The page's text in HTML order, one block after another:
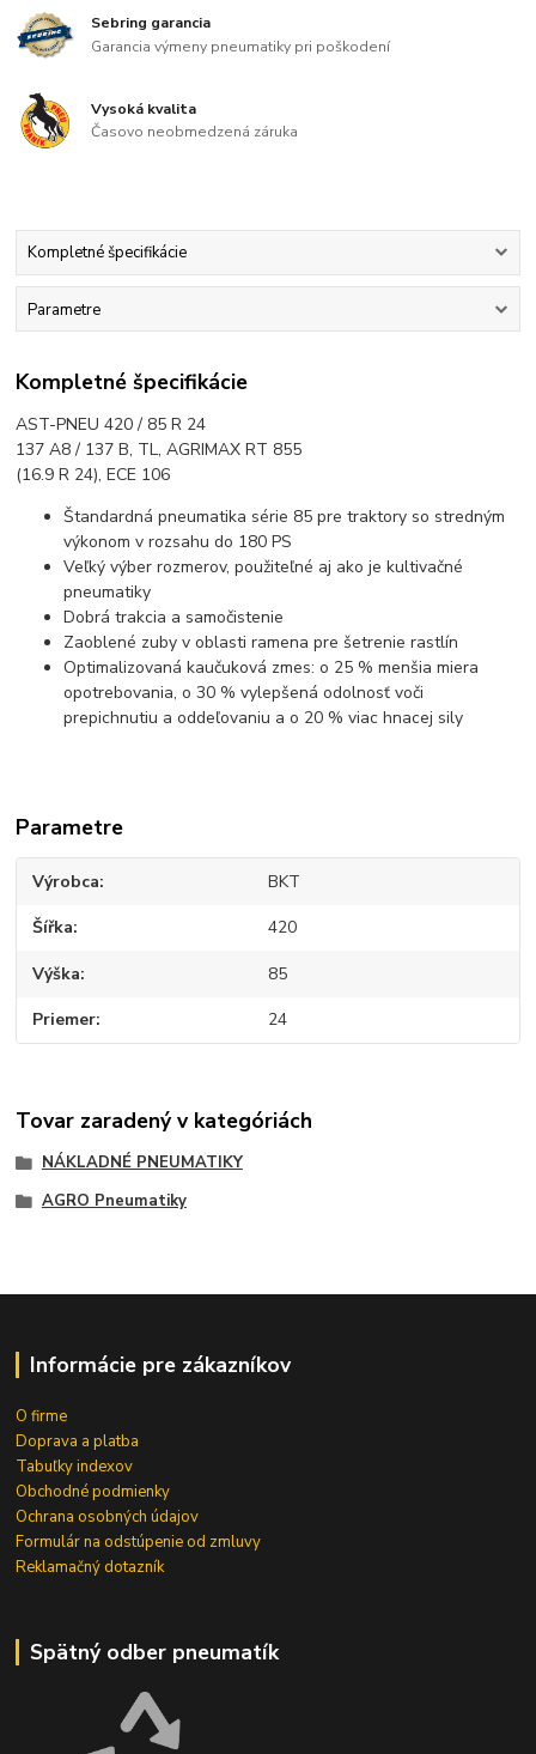
Sebring garancia
Garancia výmeny pneumatiky pri poškodení
Vysoká kvalita
Časovo neobmedzená záruka
Kompletné špecifikácie
Parametre
Kompletné špecifikácie
AST-PNEU 420 / 85 R 24
137 A8 / 137 B, TL, AGRIMAX RT 855
(16.9 R 24), ECE 106
Štandardná pneumatika série 85 pre traktory so stredným
výkonom v rozsahu do 180 PS
Veľký výber rozmerov, použiteľné aj ako je kultivačné
pneumatiky
Dobrá trakcia a samočistenie
Zaoblené zuby v oblasti ramena pre šetrenie rastlín
Optimalizovaná kaučuková zmes: o 25 % menšia miera
opotrebovania, o 30 % vylepšená odolnosť voči
prepichnutiu a oddeľovaniu a o 20 % viac hnacej sily
Parametre
Výrobca BKT
Šířka 420
Výška 85
Priemer 24
Tovar zaradený v kategóriách
NÁKLADNÉ PNEUMATIKY
AGRO Pneumatiky
Informácie pre zákazníkov
O firme
Doprava a platba
Tabuľky indexov
Obchodné podmienky
Ochrana osobných údajov
Formulár na odstúpenie od zmluvy
Reklamačný dotazník
Spätný odber pneumatík